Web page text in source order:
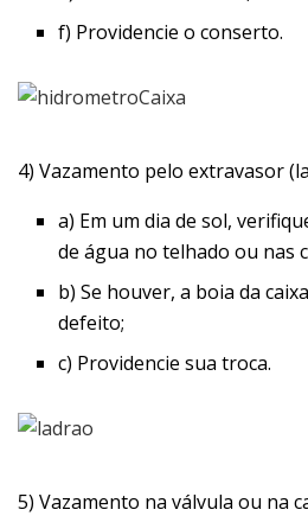
f) Providencie o conserto.
4) Vazamento pelo extravasor
a) Em um dia de sol,
de água no telhado ou nas
b) Se houver, a boia da
defeito;
c) Providencie sua troca.
5) Vazamento na válvula ou na